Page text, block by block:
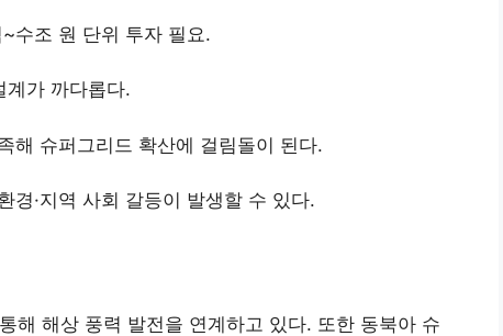
수조 원 단위 투자 필요.
계가 까다롭다.
해 슈퍼그리드 확산에 걸림돌이 된다.
경·지역 사회 갈등이 발생할 수 있다.
해 해상 풍력 발전을 연계하고 있다. 또한 동북아 슈